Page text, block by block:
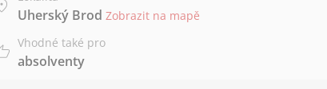
Uherský Brod Zobrazit na mapě
Vhodné také pro
absolventy